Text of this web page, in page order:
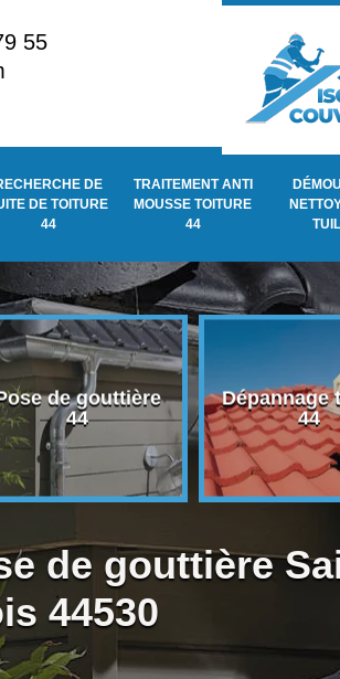
55
DE
DE TOITURE
44
TRAITEMENT ANTI
MOUSSE TOITURE
44
de gouttière
44
Dépannage
44
de gouttière
44530